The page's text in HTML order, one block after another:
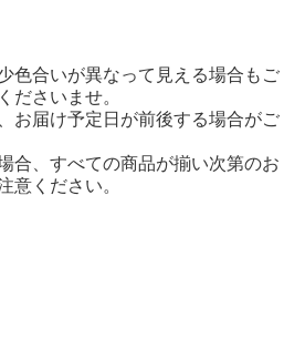
色合いが異なって見える場合もご
ださいませ。
お届け予定日が前後する場合がご
合、すべての商品が揃い次第のお
意ください。